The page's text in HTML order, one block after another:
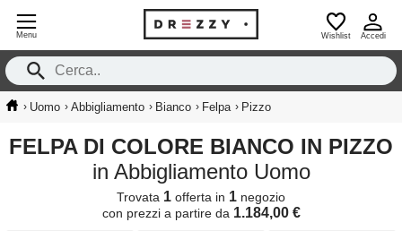
Menu Wishlist Accedi
› Uomo › Abbigliamento › Bianco › Felpa › Pizzo
FELPA DI COLORE BIANCO IN PIZZO
in Abbigliamento Uomo
Trovata 1 offerta in 1 negozio
con prezzi a partire da 1.184,00 €